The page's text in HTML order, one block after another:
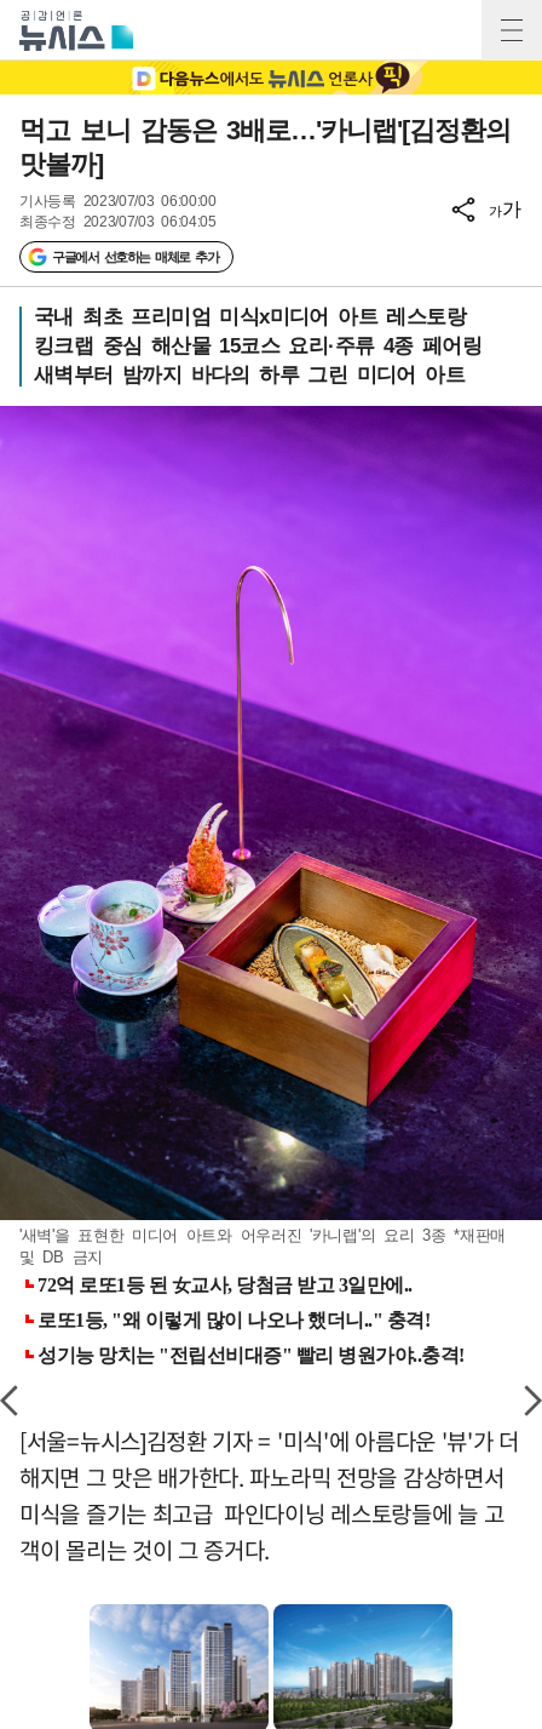
먹고 보니 감동은 3배로…'카니랩'[김정환의
맛볼까]
기사등록 2023/07/03 06:00:00
최종수정 2023/07/03 06:04:05
구글에서 선호하는 매체로 추가
가가
국내 최초 프리미엄 미식x미디어 아트 레스토랑
킹크랩 중심 해산물 15코스 요리·주류 4종 페어링
새벽부터 밤까지 바다의 하루 그린 미디어 아트
'새벽'을 표현한 미디어 아트와 어우러진 '카니랩'의 요리 3종 *재판매
및 DB 금지
[서울=뉴시스]김정환 기자 = '미식'에 아름다운 '뷰'가 더
해지면 그 맛은 배가한다. 파노라믹 전망을 감상하면서
미식을 즐기는 최고급 파인다이닝 레스토랑들에 늘 고
객이 몰리는 것이 그 증거다.